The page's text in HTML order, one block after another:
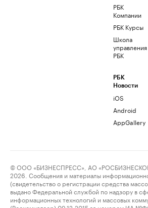
РБК
Компании
РБК Курсы
Школа
управления
РБК
РБК
Новости
iOS
Android
AppGallery
© ООО «БИЗНЕСПРЕСС», АО
2026. Сообщения и материалы
(свидетельство о регистрации средства
выдано Федеральной службой по надзору в
информационных технологий и массовых